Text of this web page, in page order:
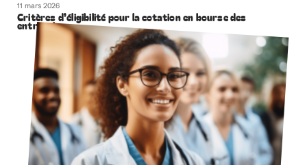
11 mars 2026
Critères d’éligibilité pour la cotation en bourse des
entreprises